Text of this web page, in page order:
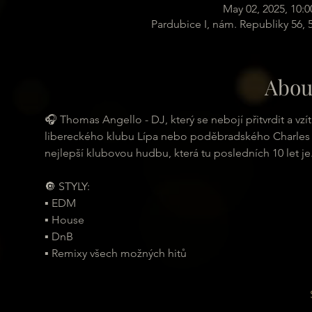
May 02, 2025,
Pardubice I, nám. Republiky 56,
🎧 Thomas Angello - DJ, který se nebojí přitvrdit a
libereckého klubu Lípa nebo poděbradského
nejlepší klubovou hudbu, která tu posledních 10 let
🔘 STYLY:
▪ EDM
▪ House
▪ DnB
▪ Remixy všech možných hitů